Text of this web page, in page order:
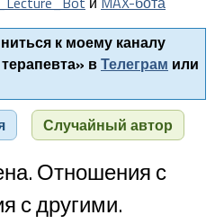
к моему каналу
вТелеграм или
Случайный автор
Отношения с
с другими.